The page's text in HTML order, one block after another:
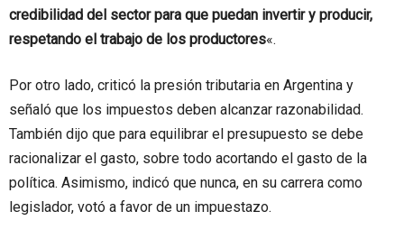
credibilidad del sector para que puedan invertir y producir,
respetando el trabajo de los productores«.
Por otro lado, criticó la presión tributaria en Argentina y
señaló que los impuestos deben alcanzar razonabilidad.
También dijo que para equilibrar el presupuesto se debe
racionalizar el gasto, sobre todo acortando el gasto de la
política. Asimismo, indicó que nunca, en su carrera como
legislador, votó a favor de un impuestazo.